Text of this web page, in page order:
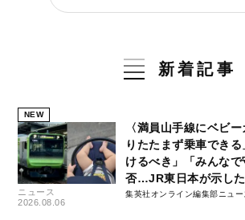
新着記事
NEW
ニュース
2026.08.06
〈満員山手線にベビ
りたたまず乗車でき
けるべき」「みんな
否…JR東日本が示し
集英社オンライン編集部ニュー